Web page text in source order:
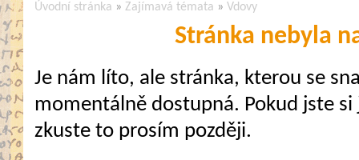
Úvodní stránka »Zajímavá témata » Vdovy
Stránka nebyla
Je nám líto, ale stránka, kterou se
momentálně dostupná. Pokud jste
zkuste to prosím později.